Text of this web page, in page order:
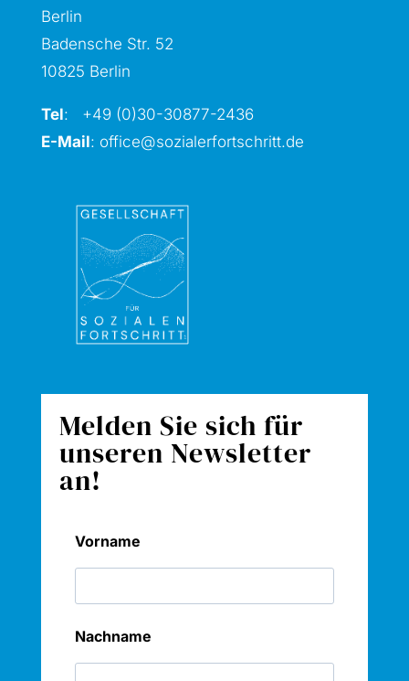
Berlin
Badensche Str. 52
10825 Berlin
Tel: +49 (0)30-30877-2436
E-Mail: office@sozialerfortschritt.de
Melden Sie sich für
unseren Newsletter
an!
Vorname
Nachname